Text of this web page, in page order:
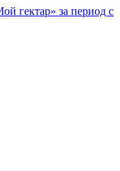
гектар» за период с